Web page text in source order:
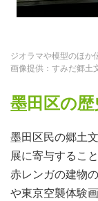
ジオラマや模型のほか
画像提供：すみだ郷土
墨田区の
墨田区民の郷土
展に寄与するこ
赤レンガの建物
や東京空襲体験